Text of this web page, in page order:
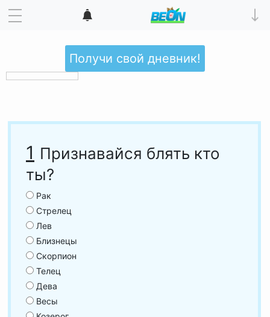
Получи свой дневник!
1 Признавайся блять кто
ты?
Рак
Стрелец
Лев
Близнецы
Скорпион
Телец
Дева
Весы